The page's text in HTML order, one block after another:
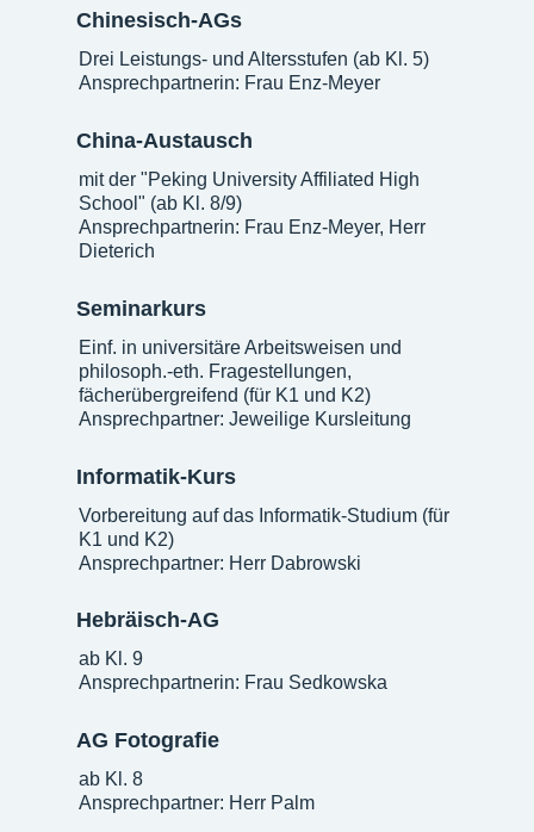
Chinesisch-AGs
Drei Leistungs- und Altersstufen (ab Kl. 5)
Ansprechpartnerin: Frau Enz-Meyer
China-Austausch
mit der "Peking University Affiliated High
School" (ab Kl. 8/9)
Ansprechpartnerin: Frau Enz-Meyer, Herr
Dieterich
Seminarkurs
Einf. in universitäre Arbeitsweisen und
philosoph.-eth. Fragestellungen,
fächerübergreifend (für K1 und K2)
Ansprechpartner: Jeweilige Kursleitung
Informatik-Kurs
Vorbereitung auf das Informatik-Studium (für
K1 und K2)
Ansprechpartner: Herr Dabrowski
Hebräisch-AG
ab Kl. 9
Ansprechpartnerin: Frau Sedkowska
AG Fotografie
ab Kl. 8
Ansprechpartner: Herr Palm